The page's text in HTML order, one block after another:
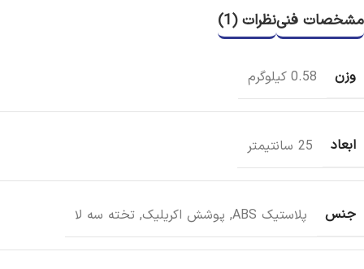
مشخصات فنینظرات (1)
وزن 0.58 کیلوگرم
ابعاد 25 سانتیمتر
جنس پلاستیک ABS , پوشش اکریلیک, تخته سه لا